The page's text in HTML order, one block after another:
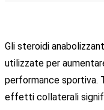
Gli steroidi
utilizzate per
performance sportiva.
effetti collaterali